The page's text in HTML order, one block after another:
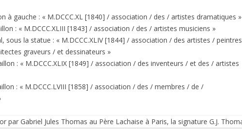
à gauche : « M.DCCC.XL [1840] / association / des / artistes dramatiques »
: « M.DCCC.XLIII [1843] / association / des / artistes musiciens »
sous la statue : « M.DCCC.XLIV [1844] / association / des artistes / peintres
graveurs / et dessinateurs »
: « M.DCCC.XLIX [1849] / association / des inventeurs / et des / artistes
: « M.DCCC.LVIII [1858] / association / des / membres / de /